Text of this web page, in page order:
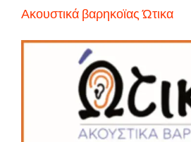
Ακουστικά βαρηκοϊας Ώτικα